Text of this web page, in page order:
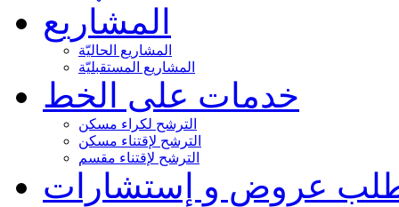
المشاريع
المشاريع الحاليّة
المشاريع المستقبليّة
خدمات على الخط
الترشح لكراء مسكن
الترشح لإقتناء مسكن
الترشح لإقتناء مقسم
عروض و إستشارات